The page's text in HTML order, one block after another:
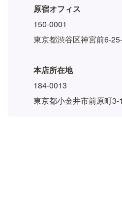
原宿オフィス
150-0001
東京都渋谷区神宮前6-
本店所在地
184-0013
東京都小金井市前原町3-